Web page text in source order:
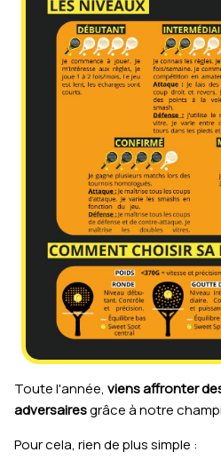
Toute l'année, viens affronter
adversairesgrâce à notre
Pour cela, rien de plus simple :